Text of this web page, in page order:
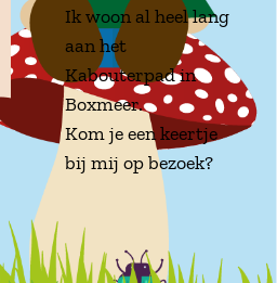
Ik woon al heel lang
aan het
Kabouterpad in
Boxmeer.
Kom je een keertje
bij mij op bezoek?